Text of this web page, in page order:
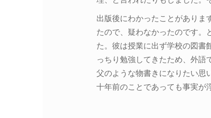
出版後にわかったことがありま
たので、疑わなかったのです。
た。彼は授業に出ず学校の図書
っちり勉強してきたため、外語
父のような物書きになりたい思
十年前のことであっても事実が